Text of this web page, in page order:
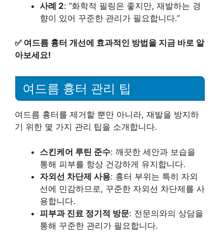
사례 2: “화학적 필링은 좋지만, 재발하는 경
향이 있어 꾸준한 관리가 필요합니다.”
✅ 여드름 흉터 개선에 효과적인 방법을 지금 바로 알
아보세요!
여드름 흉터 관리 팁
여드름 흉터를 제거할 뿐만 아니라, 재발을 방지하
기 위한 몇 가지 관리 팁을 소개합니다.
스킨케어 루틴 준수: 깨끗한 세안과 보습을
통해 피부를 항상 건강하게 유지합니다.
자외선 차단제 사용: 흉터 부위는 특히 자외
선에 민감하므로, 꾸준한 자외선 차단제를 사
용합니다.
피부과 진료 정기적 방문: 전문의와의 상담을
통해 꾸준한 관리가 필요합니다.